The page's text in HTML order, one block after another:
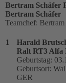
Bertram Schäfer
Bertram Schäfer
Teamchef:
1
Harald
Ralt RT3 Alfa
Geburtstag:
Geburtsort:
GER